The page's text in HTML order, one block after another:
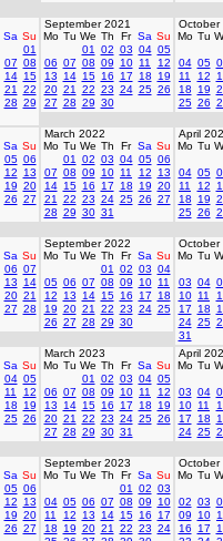
Sa Su
01
07 08
14 15
21
22
28 29
September 2021
Mo Tu We Th Fr Sa Su
01
02 03 04 05
06 07 08 09 10 11
12
13
14 15 16 17 18
19
20 21 22 23 24 25 26
27 28 29 30
October
Mo Tu
04 05
11
12
18
19
25 26
Sa Su
05 06
12
13
19 20
26 27
March 2022
Mo Tu We Th Fr Sa Su
01
02 03 04 05 06
07 08 09 10 11 12
13
14 15 16 17 18 19 20
21
22 23 24 25 26 27
28 29 30 31
April
Mo Tu
04 05
11
12
18
19
25 26
Sa Su
06 07
13
14
20 21
27 28
September 2022
Mo Tu We Th Fr Sa Su
01
02 03 04
05 06 07 08 09 10 11
12
13 14 15 16 17
18
19 20 21 22 23 24 25
26 27 28 29 30
October
Mo Tu
03 04
10 11
17
18
24 25
31
Sa Su
04 05
11
12
18
19
25 26
March 2023
Mo Tu We Th Fr Sa Su
01
02 03 04 05
06 07 08 09 10 11
12
13
14 15 16 17 18
19
20 21 22 23 24 25 26
27 28 29 30 31
April
Mo Tu
03 04
10 11
17
18
24 25
Sa Su
05 06
12
13
19 20
26 27
September 2023
Mo Tu We Th Fr Sa Su
01
02 03
04 05 06 07 08 09
10
11
12 13 14 15 16
17
18
19 20 21 22 23 24
October
Mo Tu
02 03
09
10
16
17